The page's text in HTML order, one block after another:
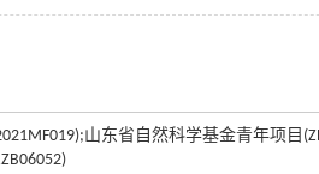
山东省自然科学基金青年项目